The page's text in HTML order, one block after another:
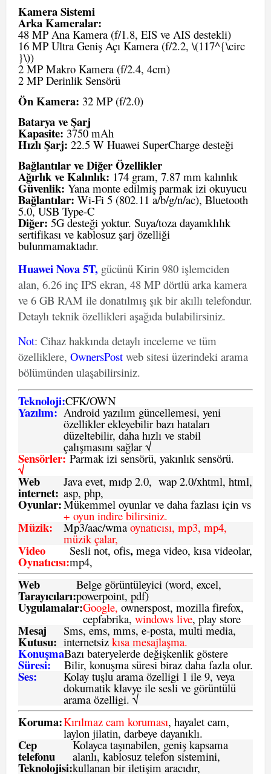
Kamera Sistemi
Arka Kameralar:
48 MP Ana Kamera (f/1.8, EIS ve AIS destekli)
16 MP Ultra Geniş Açı Kamera (f/2.2, \(117^{\circ
}\))
2 MP Makro Kamera (f/2.4, 4cm)
2 MP Derinlik Sensörü
Ön Kamera: 32 MP (f/2.0)
Batarya ve Şarj
Kapasite: 3750 mAh
Hızlı Şarj: 22.5 W Huawei SuperCharge desteği
Bağlantılar ve Diğer Özellikler
Ağırlık ve Kalınlık: 174 gram, 7.87 mm kalınlık
Güvenlik: Yana monte edilmiş parmak izi okuyucu
Bağlantılar: Wi-Fi 5 (802.11 a/b/g/n/ac), Bluetooth
5.0, USB Type-C
Diğer: 5G desteği yoktur. Suya/toza dayanıklılık
sertifikası ve kablosuz şarj özelliği
bulunmamaktadır.
Huawei Nova 5T, gücünü Kirin 980 işlemciden
alan, 6.26 inç IPS ekran, 48 MP dörtlü arka kamera
ve 6 GB RAM ile donatılmış şık bir akıllı telefondur.
Detaylı teknik özellikleri aşağıda bulabilirsiniz.
Not: Cihaz hakkında detaylı inceleme ve tüm
özelliklere, OwnersPost web sitesi üzerindeki arama
bölümünden ulaşabilirsiniz.
Teknoloji:CFK/OWN
Yazılım: Android yazılım güncellemesi, yeni
özellikler ekleyebilir bazı hataları
düzeltebilir, daha hızlı ve stabil
çalışmasını sağlar √
Sensörler:
√
Parmak izi sensörü, yakınlık sensörü.
Web
internet:
Java evet, mıdp 2.0, wap 2.0/xhtml, html,
asp, php,
Oyunlar:Mükemmel oyunlar ve daha fazlası için vs
+ oyun indire bilirsiniz.
Müzik: Mp3/aac/wmaoynatıcısı, mp3, mp4,
müzik çalar,
Video
Oynatıcısı:
Sesli not, ofis, mega video, kısa videolar,
mp4,
Web
Tarayıcıları:
Belge görüntüleyici (word, excel,
powerpoint, pdf)
Uygulamalar:Google, ownerspost, mozilla firefox,
cepfabrika, windows live, play store
Mesaj
Kutusu:
Sms, ems, mms, e-posta, multi media,
internetsiz kısa mesajlaşma.
Konuşma
Süresi:
Bazı bateryelerde değişkenlik göstere
Bilir, konuşma süresi biraz daha fazla olur.
Ses: Kolay tuşlu arama özelligi 1 ile 9, veya
dokumatik klavye ile sesli ve görüntülü
arama özelligi. √
Koruma:Kırılmaz cam koruması, hayalet cam,
laylon jilatin, darbeye dayanıklı.
Cep
telefonu
Teknolojisi:
Kolayca taşınabilen, geniş kapsama
alanlı, kablosuz telefon sistemini,
kullanan bir iletişim aracıdır,